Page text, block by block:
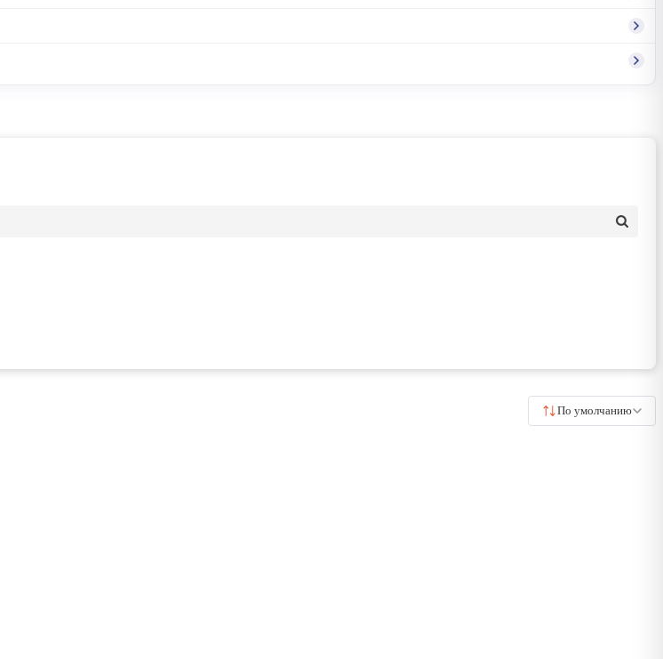
По умолчанию